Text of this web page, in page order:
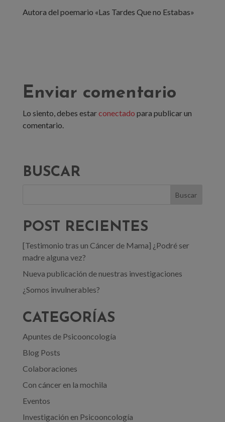
Autora del poemario «Las Tardes Que no Estabas»
Enviar comentario
Lo siento, debes estarconectado para publicar un
comentario.
BUSCAR
POST RECIENTES
[Testimonio tras un Cáncer de Mama] ¿Podré ser
madre alguna vez?
Nueva publicación de nuestras investigaciones
¿Somos invulnerables?
CATEGORÍAS
Apuntes de Psicooncología
Blog Posts
Colaboraciones
Con cáncer en la mochila
Eventos
Investigación en Psicooncología